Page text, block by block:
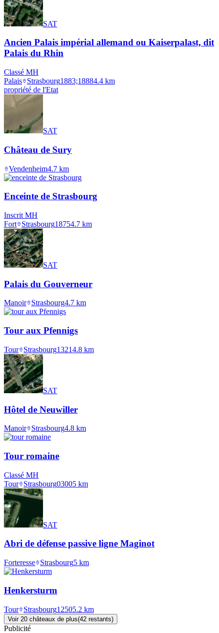
SAT
Ancien Palais impérial allemand ou Kaiserpalast, dit
Palais du Rhin
Classé MH
Palais
Strasbourg1883;18884.4 km
propriété de l'Etat
SAT
Château de Sury
Vendenheim4.7 km
Enceinte de Strasbourg
Inscrit MH
Fort
Strasbourg18754.7 km
SAT
Palais du Gouverneur
Manoir Strasbourg4.7 km
Tour aux Pfennigs
Tour Strasbourg13214.8 km
SAT
Hôtel de Neuwiller
Manoir Strasbourg4.8 km
Tour romaine
Classé MH
Tour
Strasbourg03005 km
SAT
Abri de défense passive ligne Maginot
Forteresse Strasbourg5 km
Henkersturm
Tour Strasbourg12505.2 km
Voir 20 châteaux de plus(42 restants)
Publicité